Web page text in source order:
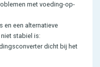
met voeding-op-
en een alternatieve
stabiel is:
dicht bij het